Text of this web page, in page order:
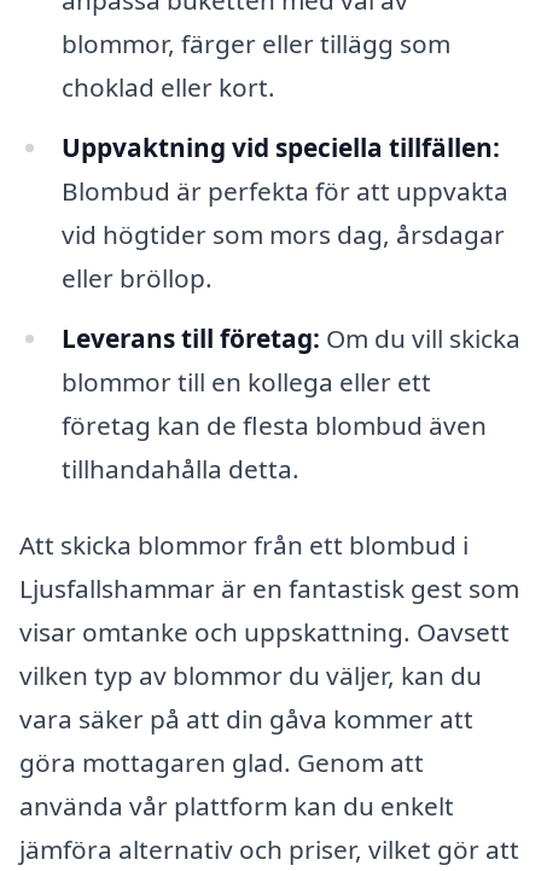
blommor, färger eller tillägg som
choklad eller kort.
Uppvaktning vid speciella tillfällen:
Blombud är perfekta för att uppvakta
vid högtider som mors dag, årsdagar
eller bröllop.
Leverans till företag: Om du vill skicka
blommor till en kollega eller ett
företag kan de flesta blombud även
tillhandahålla detta.
Att skicka blommor från ett blombud i
Ljusfallshammar är en fantastisk gest som
visar omtanke och uppskattning. Oavsett
vilken typ av blommor du väljer, kan du
vara säker på att din gåva kommer att
göra mottagaren glad. Genom att
använda vår plattform kan du enkelt
jämföra alternativ och priser, vilket gör att